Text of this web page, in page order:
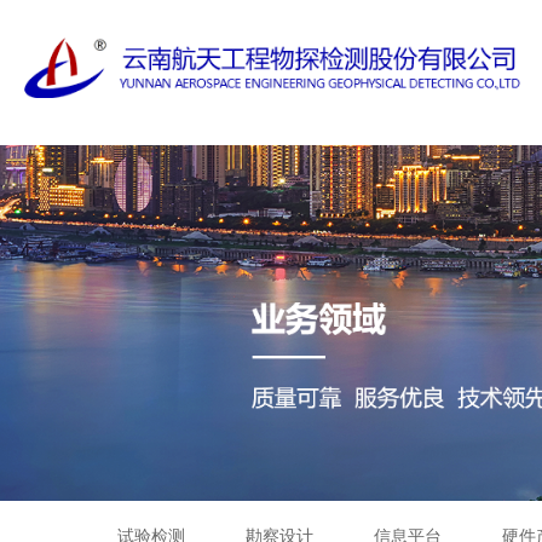
试验检测 勘察设计 信息平台 硬件